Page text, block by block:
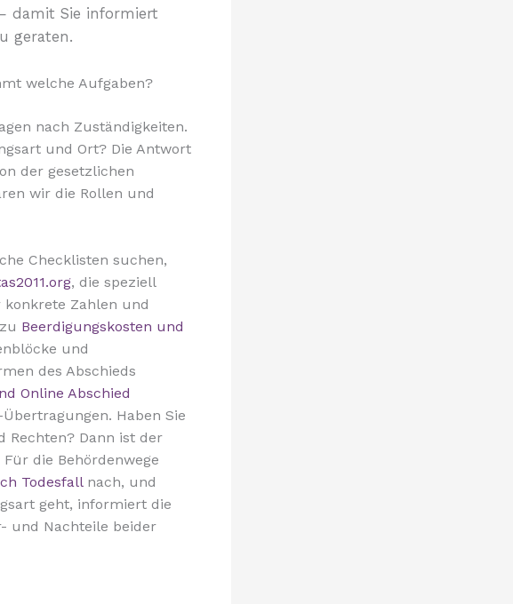
damit Sie informiert
geraten.
welche Aufgaben?
nach Zuständigkeiten.
und Ort? Die Antwort
der gesetzlichen
wir die Rollen und
Checklisten suchen,
, die speziell
Zahlen und
Beerdigungskosten und
und
des Abschieds
Online Abschied
Haben Sie
Rechten? Dann ist der
die Behördenwege
Todesfallnach, und
geht, informiert die
und Nachteile beider